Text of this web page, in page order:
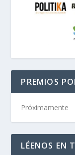
PREMIOS
Próximamente
LÉENOS EN